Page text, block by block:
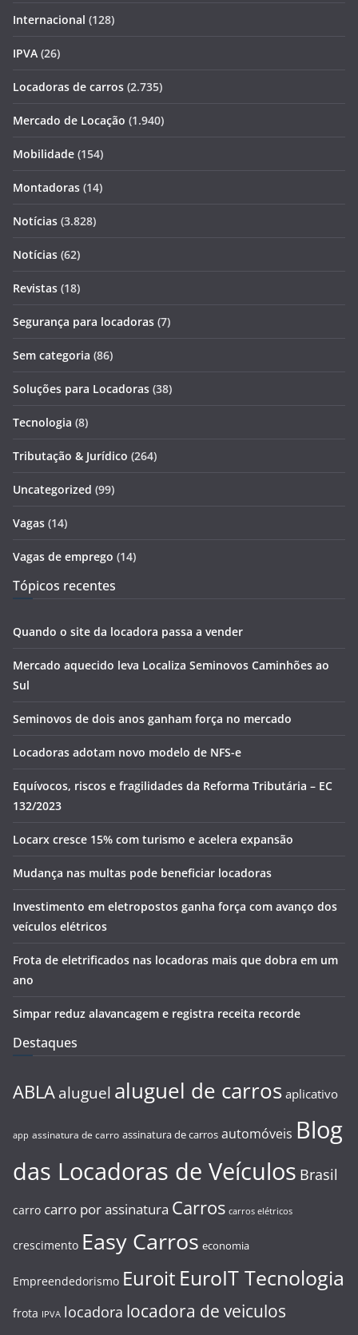
Internacional (128)
IPVA (26)
Locadoras de carros (2.735)
Mercado de Locação (1.940)
Mobilidade (154)
Montadoras (14)
Notícias (3.828)
Notícias (62)
Revistas (18)
Segurança para locadoras (7)
Sem categoria (86)
Soluções para Locadoras (38)
Tecnologia (8)
Tributação & Jurídico (264)
Uncategorized (99)
Vagas (14)
Vagas de emprego (14)
Tópicos recentes
Quando o site da locadora passa a vender
Mercado aquecido leva Localiza Seminovos Caminhões ao
Sul
Seminovos de dois anos ganham força no mercado
Locadoras adotam novo modelo de NFS-e
Equívocos, riscos e fragilidades da Reforma Tributária – EC
132/2023
Locarx cresce 15% com turismo e acelera expansão
Mudança nas multas pode beneficiar locadoras
Investimento em eletropostos ganha força com avanço dos
veículos elétricos
Frota de eletrificados nas locadoras mais que dobra em um
ano
Simpar reduz alavancagem e registra receita recorde
Destaques
ABLA aluguel aluguel de carros aplicativo
app assinatura de carro assinatura de carros automóveis Blog
das Locadoras de Veículos Brasil
carro carro por assinatura Carros carros elétricos
crescimento Easy Carros economia
Empreendedorismo Euroit EuroIT Tecnologia
frota IPVA locadora locadora de veiculos